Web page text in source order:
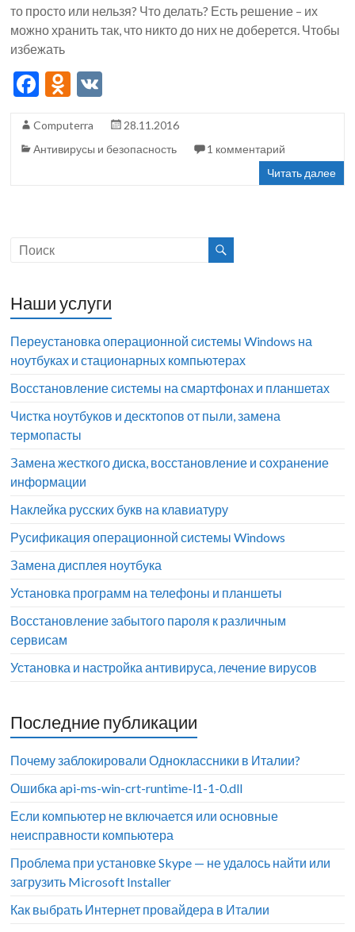
то просто или нельзя? Что делать? Есть решение – их
можно хранить так, что никто до них не доберется. Чтобы
избежать
F
e
b
O
n
o
Computerra
28.11.2016
Антивирусы и безопасность
1 комментарий
Читать далее
Наши услуги
Переустановка операционной системы Windows на
ноутбуках и стационарных компьютерах
Восстановление системы на смартфонах и планшетах
Чистка ноутбуков и десктопов от пыли, замена
термопасты
Замена жесткого диска, восстановление и сохранение
информации
Наклейка русских букв на клавиатуру
Русификация операционной системы Windows
Замена дисплея ноутбука
Установка программ на телефоны и планшеты
Восстановление забытого пароля к различным
сервисам
Установка и настройка антивируса, лечение вирусов
Последние публикации
Почему заблокировали Одноклассники в Италии?
Ошибка api-ms-win-crt-runtime-l1-1-0.dll
Если компьютер не включается или основные
неисправности компьютера
Проблема при установке Skype — не удалось найти или
загрузить Microsoft Installer
Как выбрать Интернет провайдера в Италии